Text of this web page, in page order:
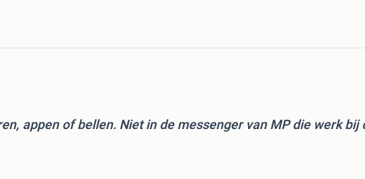
appen of bellen. Niet in de messenger van MP die werk bij